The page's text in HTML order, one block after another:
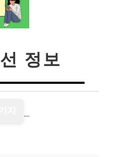
정보